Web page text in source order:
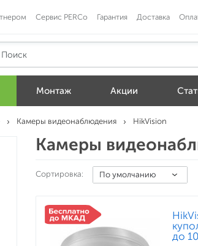
Сервис PERCo Гарантия Доставка
Монтаж Акции
Камеры видеонаблюдения HikVision
Камеры
Сортировка: По умолчанию
до